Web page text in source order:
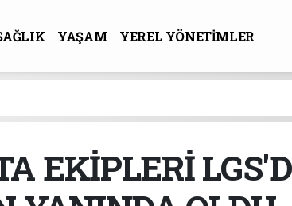
YAŞAM
YEREL YÖNETİMLER
EKİPLERİ